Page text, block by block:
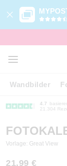
Wandbilder
4.7
21.304
Vorlage: Great View
21,99 €